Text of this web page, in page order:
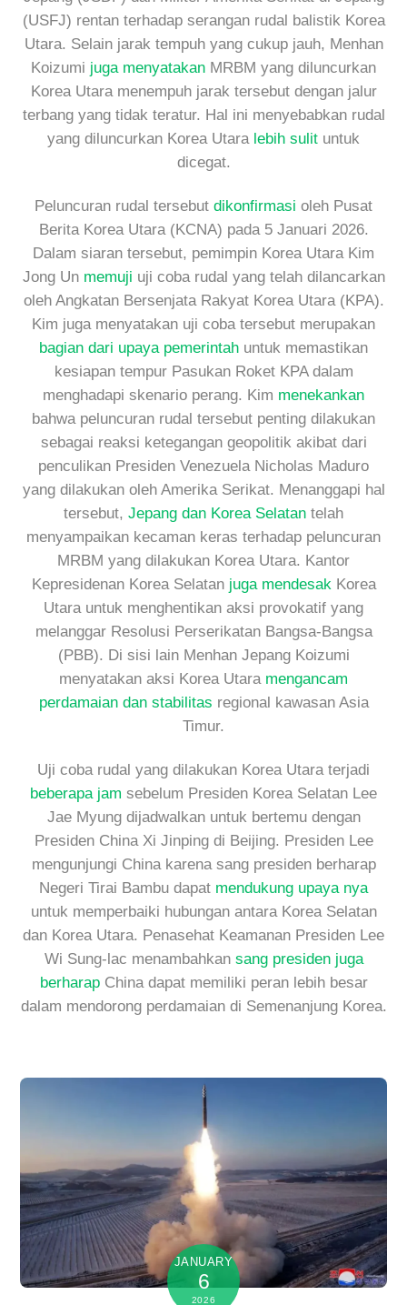
(USFJ) rentan terhadap serangan rudal balistik Korea
Utara. Selain jarak tempuh yang cukup jauh, Menhan
Koizumi juga menyatakan MRBM yang diluncurkan
Korea Utara menempuh jarak tersebut dengan jalur
terbang yang tidak teratur. Hal ini menyebabkan rudal
yang diluncurkan Korea Utara lebih sulit untuk
dicegat.
Peluncuran rudal tersebut dikonfirmasi oleh Pusat
Berita Korea Utara (KCNA) pada 5 Januari 2026.
Dalam siaran tersebut, pemimpin Korea Utara Kim
Jong Un memuji uji coba rudal yang telah dilancarkan
oleh Angkatan Bersenjata Rakyat Korea Utara (KPA).
Kim juga menyatakan uji coba tersebut merupakan
bagian dari upaya pemerintah untuk memastikan
kesiapan tempur Pasukan Roket KPA dalam
menghadapi skenario perang. Kim menekankan
bahwa peluncuran rudal tersebut penting dilakukan
sebagai reaksi ketegangan geopolitik akibat dari
penculikan Presiden Venezuela Nicholas Maduro
yang dilakukan oleh Amerika Serikat. Menanggapi hal
tersebut, Jepang dan Korea Selatan telah
menyampaikan kecaman keras terhadap peluncuran
MRBM yang dilakukan Korea Utara. Kantor
Kepresidenan Korea Selatan juga mendesakKorea
Utara untuk menghentikan aksi provokatif yang
melanggar Resolusi Perserikatan Bangsa-Bangsa
(PBB). Di sisi lain Menhan Jepang Koizumi
menyatakan aksi Korea Utara mengancam
perdamaian dan stabilitas regional kawasan Asia
Timur.
Uji coba rudal yang dilakukan Korea Utara terjadi
beberapa jam sebelum Presiden Korea Selatan Lee
Jae Myung dijadwalkan untuk bertemu dengan
Presiden China Xi Jinping di Beijing. Presiden Lee
mengunjungi China karena sang presiden berharap
Negeri Tirai Bambu dapat mendukung upaya nya
untuk memperbaiki hubungan antara Korea Selatan
dan Korea Utara. Penasehat Keamanan Presiden Lee
Wi Sung-lac menambahkan sang presiden juga
berharapChina dapat memiliki peran lebih besar
dalam mendorong perdamaian di Semenanjung Korea.
JANUARY
6
2026